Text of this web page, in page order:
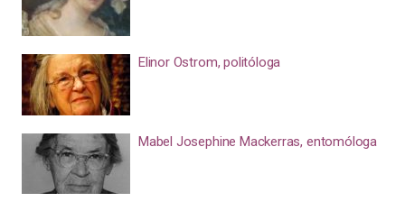
Elinor Ostrom, politóloga
Mabel Josephine Mackerras, entomóloga